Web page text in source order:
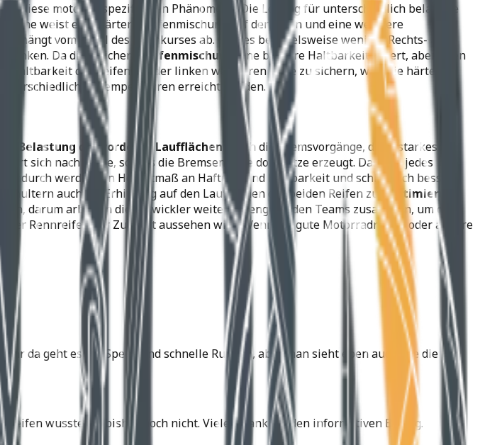
diese motorradspezifischen Phänomene. Die Lösung für unterschiedlich belastete
weist eine härtere Reifenmischung auf der einen und eine weichere
hängt vom Profil des Rennkurses ab. Gibt es beispielsweise weniger Rechts- als
linken. Da die weichere Reifenmischung
eine bessere Haltbarkeit liefert, aber eben
der Reifen auf der linken wärmeren Seite zu sichern, wird die härtere
Temperaturen erreicht werden.
Belastung der vorderen Laufflächen durch die Bremsvorgänge, denn starkes
sich nach vorne, sodass die Bremsenergie dort Hitze erzeugt. Das Ziel jedes
dadurch werden ein Höchstmaß an Haftung und Haltbarkeit und schließlich bessere
auch die Erhitzung auf den Laufflächen der beiden Reifen zurOptimierung
darum arbeiten die Entwickler weiterhin eng mit den Teams zusammen, um die
Rennreifen der Zukunft aussehen wird. Wenn Sie gute Motorradreifen oder andere
da geht es um Speed und schnelle Runden, aber man sieht eben auch wie die
wusste ich bisher noch nicht. Vielen Dank für den informativen Betrag.